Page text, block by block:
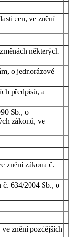
cen, ve znění
některých
o jednorázové
předpisů, a
Sb., o
zákonů, ve
znění zákona č.
č. 634/2004 Sb., o
znění pozdějších